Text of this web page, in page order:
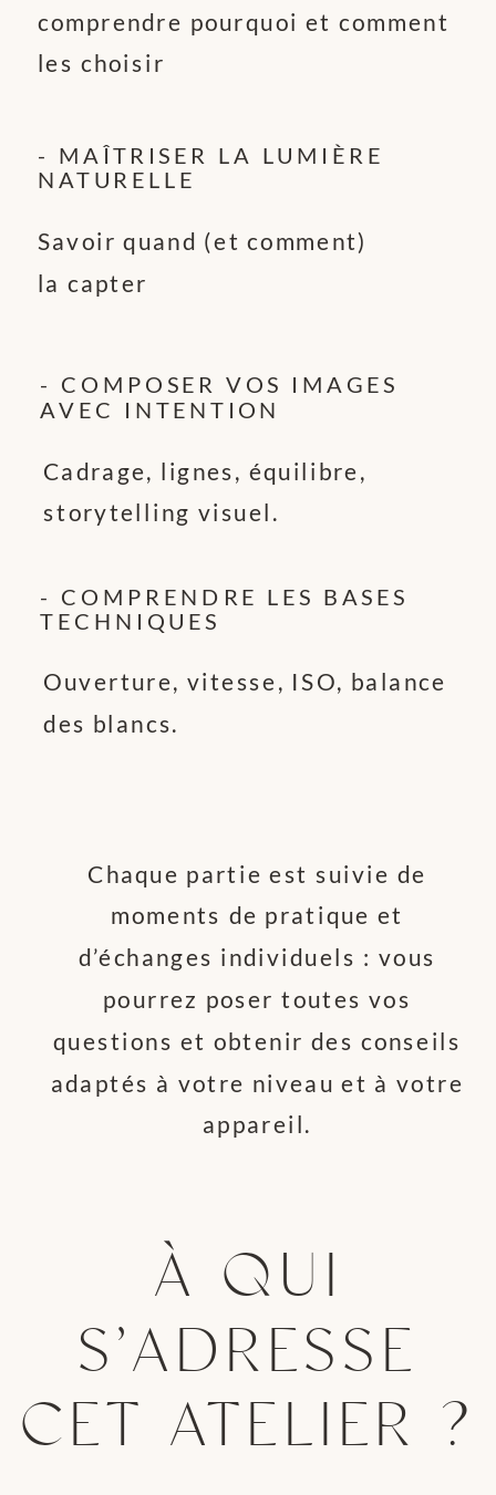
À QUI
S’ADRESSE
CET ATELIER ?
- COMPRENDRE LES BASES
TECHNIQUES
Ouverture, vitesse, ISO, balance
des blancs.
- COMPOSER VOS IMAGES
AVEC INTENTION
Cadrage, lignes, équilibre,
storytelling visuel.
comprendre pourquoi et comment
les choisir
- MAÎTRISER LA LUMIÈRE
NATURELLE
Savoir quand (et comment)
la capter
Chaque partie est suivie de
moments de pratique et
d’échanges individuels : vous
pourrez poser toutes vos
questions et obtenir des conseils
adaptés à votre niveau et à votre
appareil.